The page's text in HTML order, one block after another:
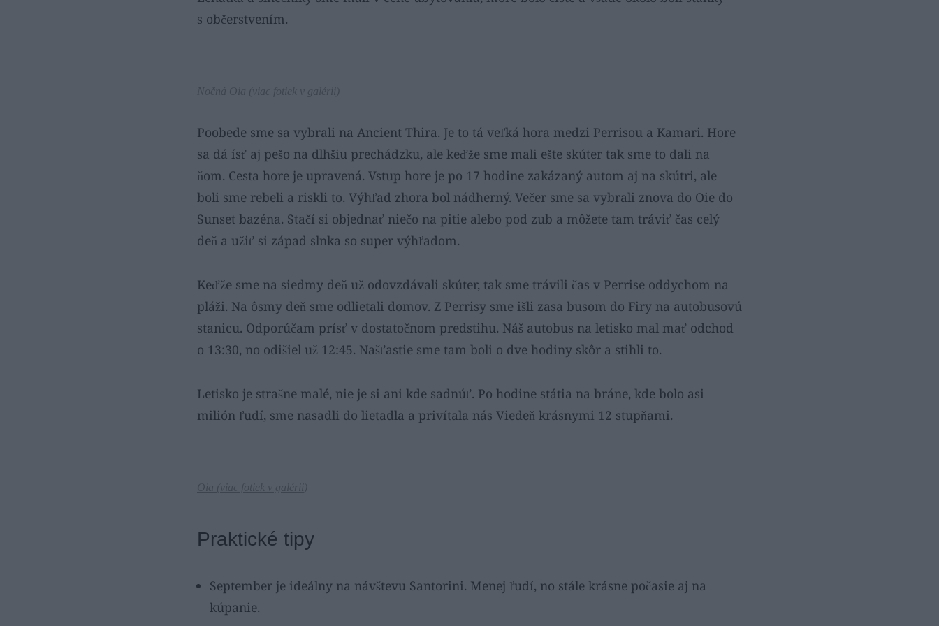
s občerstvením.
Nočná Oia ( viac fotiek v galérii )
Poobede sme sa vybrali na Ancient Thira. Je to tá veľká hora medzi Perrisou a Kamari. Hore
sa dá ísť aj pešo na dlhšiu prechádzku, ale keďže sme mali ešte skúter tak sme to dali na
ňom. Cesta hore je upravená. Vstup hore je po 17 hodine zakázaný autom aj na skútri, ale
boli sme rebeli a riskli to. Výhľad zhora bol nádherný. Večer sme sa vybrali znova do Oie do
Sunset bazéna. Stačí si objednať niečo na pitie alebo pod zub a môžete tam tráviť čas celý
deň a užiť si západ slnka so super výhľadom.
Keďže sme na siedmy deň už odovzdávali skúter, tak sme trávili čas v Perrise oddychom na
pláži. Na ôsmy deň sme odlietali domov. Z Perrisy sme išli zasa busom do Firy na autobusovú
stanicu. Odporúčam prísť v dostatočnom predstihu. Náš autobus na letisko mal mať odchod
o 13:30, no odišiel už 12:45. Našťastie sme tam boli o dve hodiny skôr a stihli to.
Letisko je strašne malé, nie je si ani kde sadnúť. Po hodine státia na bráne, kde bolo asi
milión ľudí, sme nasadli do lietadla a privítala nás Viedeň krásnymi 12 stupňami.
Oia ( viac fotiek v galérii )
Praktické tipy
September je ideálny na návštevu Santorini. Menej ľudí, no stále krásne počasie aj na
kúpanie.